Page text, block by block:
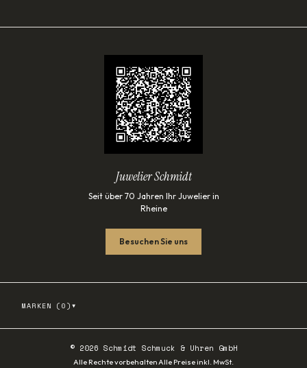
Juwelier Schmidt
Seit über 70 Jahren Ihr Juwelier in
Rheine
Besuchen Sie uns
MARKEN ( 0 ) ▾
© 2026 Schmidt Schmuck & Uhren GmbH
Alle Rechte vorbehaltenAlle Preise inkl. MwSt.